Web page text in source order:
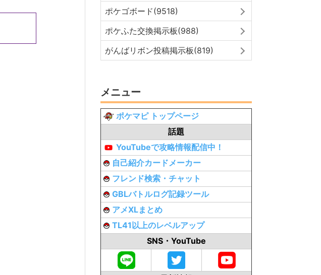
ポケゴボード(9518)
ポケふた交換掲示板(988)
がんばリボン投稿掲示板(819)
メニュー
ポケマピ トップページ
話題
YouTubeで攻略情報配信中！
自己紹介カードメーカー
フレンド検索・チャット
GBLバトルログ記録ツール
アメXLまとめ
TL41以上のレベルアップ
SNS・YouTube